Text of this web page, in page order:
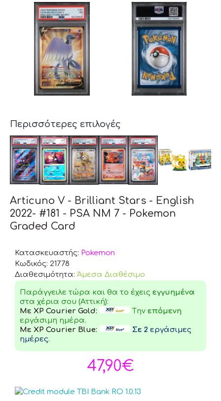
Περισσότερες επιλογές
Articuno V - Brilliant Stars - English
2022- #181 - PSA NM 7 - Pokemon
Graded Card
Κατασκευαστής: Pokemon
Κωδικός: 21778
Διαθεσιμότητα: Άμεσα Διαθέσιμο
Παράγγειλε τώρα και θα το έχεις εγγυημένα
στα χέρια σου (Αττική):
Με XP Courier Gold:
Tην επόμενη
εργάσιμη ημέρα.
Με XP Courier Blue:
Σε 2 εργάσιμες
ημέρες.
47,90€